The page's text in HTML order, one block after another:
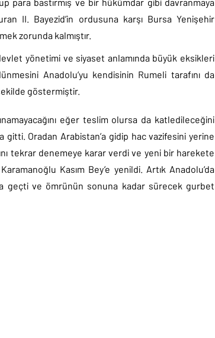
II. Bayezid’in ordusuna karşı Bursa Yenişehir
zorunda kalmıştır.
yönetimi ve siyaset anlamında büyük eksikleri
Anadolu’yu kendisinin Rumeli tarafını da
göstermiştir.
eğer teslim olursa da katledileceğini
gitti. Oradan Arabistan’a gidip hac vazifesini yerine
tekrar denemeye karar verdi ve yeni bir harekete
Kasım Bey’e yenildi. Artık Anadolu’da
geçti ve ömrünün sonuna kadar sürecek gurbet